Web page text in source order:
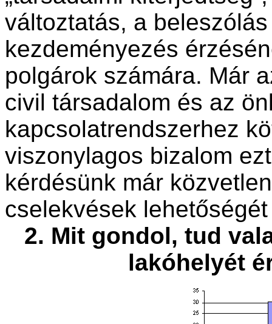
változtatás, a
kezdeményezés
polgárok számára. Már
civil társadalom és az
kapcsolatrendszerhez
viszonylagos bizalom
kérdésünk már
cselekvések
2. Mit gondol, tud
lakóhelyét